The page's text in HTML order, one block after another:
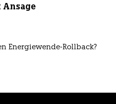
Energiewende-Rollback?